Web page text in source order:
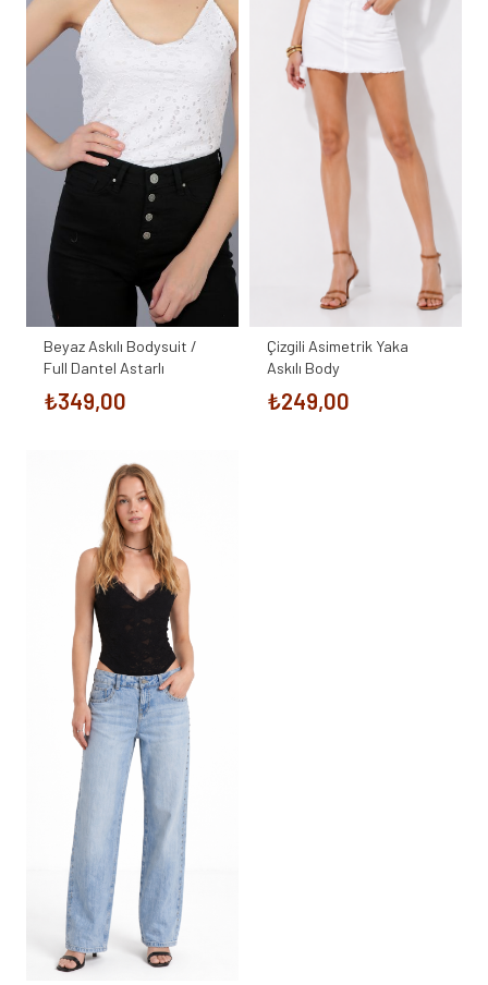
Beyaz Askılı Bodysuit /
Full Dantel Astarlı
₺349,00
Çizgili Asimetrik Yaka
Askılı Body
₺249,00